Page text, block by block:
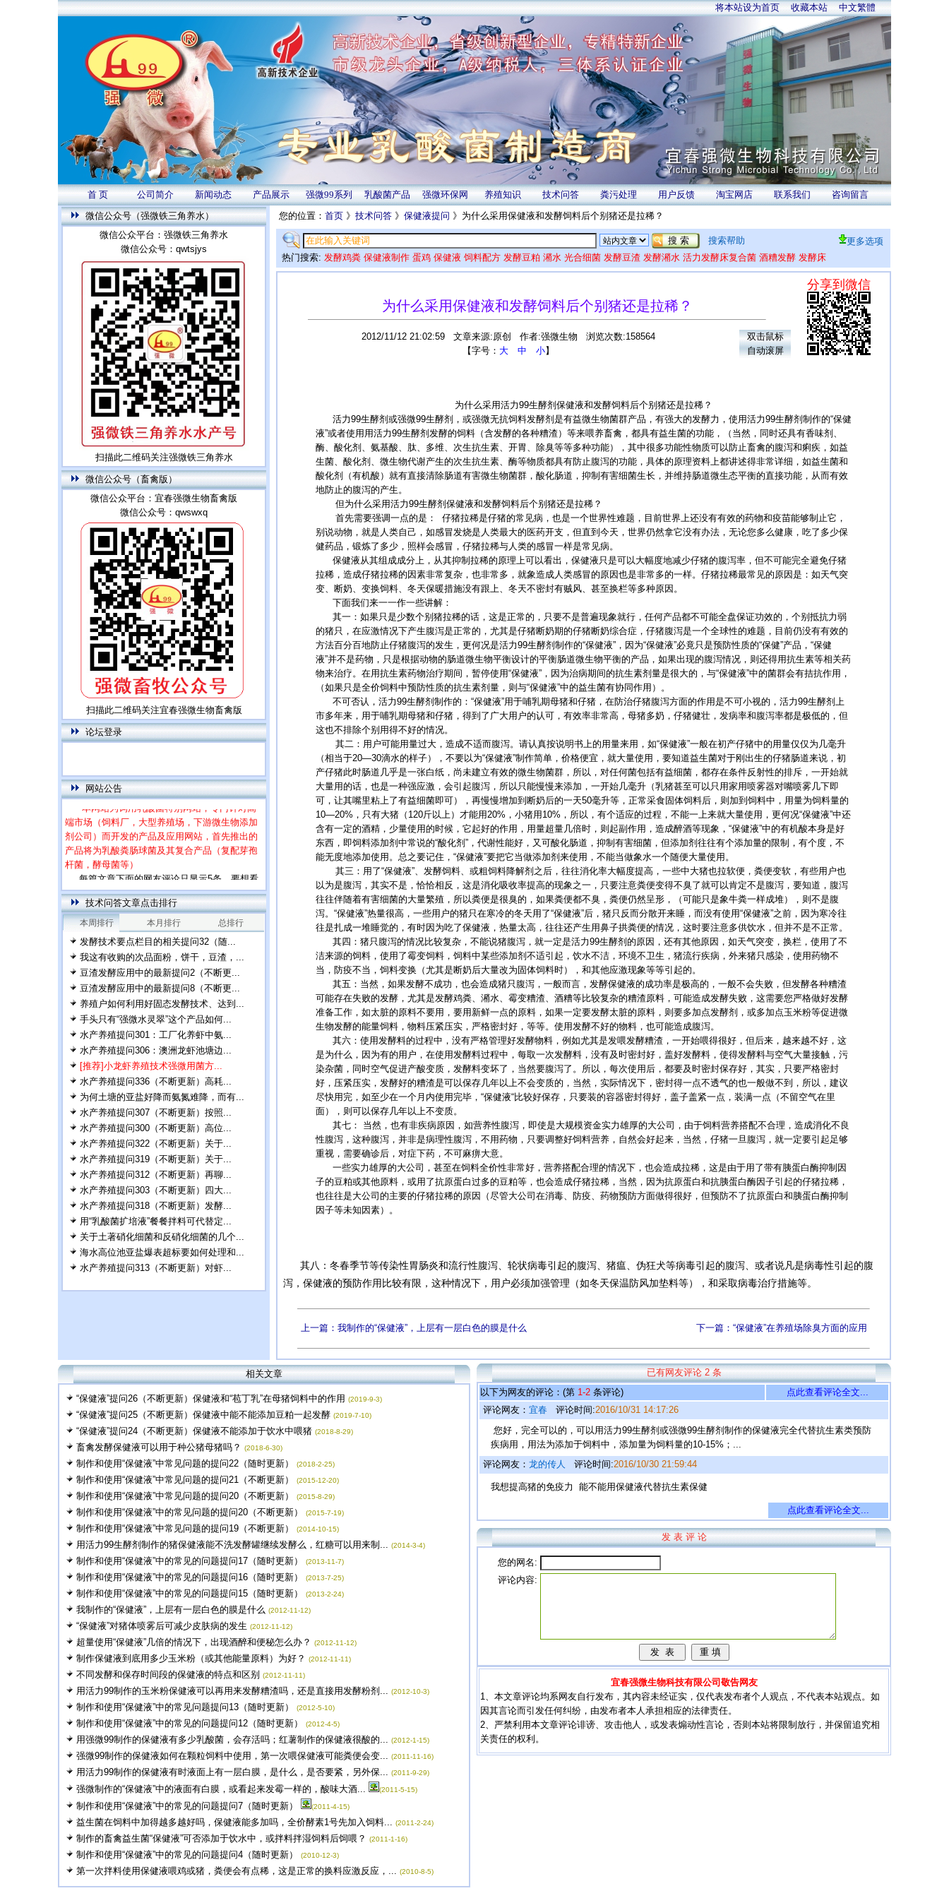
将本站设为首页 收藏本站 中文繁體
首 页 公司简介 新闻动态 产品展示 强微99系列 乳酸菌产品 强微环保网 养殖知识 技术问答 粪污处理 用户反馈 淘宝网店 联系我们
咨询留言
微信公众号（强微铁三角养水）
微信公众平台：强微铁三角养水
微信公众号：qwtsjys
扫描此二维码关注强微铁三角养水
微信公众号（畜禽版）
微信公众平台：宜春强微生物畜禽版
微信公众号：qwswxq
扫描此二维码关注宜春强微生物畜禽版
论坛登录
网站公告
本网站为饲用乳酸菌特别网站，专门针对高
端市场（饲料厂，大型养殖场，下游微生物添加
剂公司）而开发的产品及应用网站，首先推出的
产品将为乳酸粪肠球菌及其复合产品（复配芽孢
杆菌，酵母菌等）
每篇文章下面的网友评论只显示5条，要想看
技术问答文章点击排行
本周排行 本月排行 总排行
发酵技术要点栏目的相关提问32（随...
我这有收购的次品面粉，饼干，豆渣，...
豆渣发酵应用中的最新提问2（不断更...
豆渣发酵应用中的最新提问8（不断更...
养殖户如何利用好固态发酵技术、达到...
手头只有“强微水灵翠”这个产品如何...
水产养殖提问301：工厂化养虾中氨...
水产养殖提问306：澳洲龙虾池塘边...
[推荐]小龙虾养殖技术强微用菌方...
水产养殖提问336（不断更新）高耗...
为何土塘的亚盐好降而氨氮难降，而有...
水产养殖提问307（不断更新）按照...
水产养殖提问300（不断更新）高位...
水产养殖提问322（不断更新）关于...
水产养殖提问319（不断更新）关于...
水产养殖提问312（不断更新）再聊...
水产养殖提问303（不断更新）四大...
水产养殖提问318（不断更新）发酵...
用“乳酸菌扩培液”餐餐拌料可代替定...
关于土著硝化细菌和反硝化细菌的几个...
海水高位池亚盐爆表超标要如何处理和...
水产养殖提问313（不断更新）对虾...
您的位置： 首页 》 技术问答 》 保健液提问 》为什么采用保健液和发酵饲料后个别猪还是拉稀？
搜索帮助
更多选项
热门搜索: 发酵鸡粪 保健液制作 蛋鸡 保健液 饲料配方 发酵豆粕 潲水 光合细菌 发酵豆渣 发酵潲水 活力发酵床复合菌 酒糟发酵 发酵床
为什么采用保健液和发酵饲料后个别猪还是拉稀？
2012/11/12 21:02:59 文章来源:原创 作者:强微生物 浏览次数:158564
【字号： 大 中 小】
双击鼠标
自动滚屏
为什么采用活力99生酵剂保健液和发酵饲料后个别猪还是拉稀？
活力99生酵剂或强微99生酵剂，或强微无抗饲料发酵剂是有益微生物菌群产品，有强大的发酵力，使用活力99生酵剂制作的“保健
液”或者使用用活力99生酵剂发酵的饲料（含发酵的各种糟渣）等来喂养畜禽，都具有益生菌的功能，（当然，同时还具有香味剂、
酶、酸化剂、氨基酸、肽、多维、次生抗生素、开胃、除臭等等多种功能），其中很多功能性物质可以防止畜禽的腹泻和痢疾，如益
生菌、酸化剂、微生物代谢产生的次生抗生素、酶等物质都具有防止腹泻的功能，具体的原理资料上都讲述得非常详细，如益生菌和
酸化剂（有机酸）就有直接清除肠道有害微生物菌群，酸化肠道，抑制有害细菌生长，并维持肠道微生态平衡的直接功能，从而有效
地防止的腹泻的产生。
但为什么采用活力99生酵剂保健液和发酵饲料后个别猪还是拉稀？
首先需要强调一点的是： 仔猪拉稀是仔猪的常见病，也是一个世界性难题，目前世界上还没有有效的药物和疫苗能够制止它，
别说动物，就是人类自己，如感冒发烧是人类最大的医药开支，但直到今天，世界仍然拿它没有办法，无论您多么健康，吃了多少保
健药品，锻炼了多少，照样会感冒，仔猪拉稀与人类的感冒一样是常见病。
保健液从其组成成分上，从其抑制拉稀的原理上可以看出，保健液只是可以大幅度地减少仔猪的腹泻率，但不可能完全避免仔猪
拉稀，造成仔猪拉稀的因素非常复杂，也非常多，就象造成人类感冒的原因也是非常多的一样。仔猪拉稀最常见的原因是：如天气突
变、断奶、变换饲料、冬天保暖措施没有跟上、冬天不密封有贼风、甚至换栏等多种原因。
下面我们来一一作一些讲解：
其一：如果只是少数个别猪拉稀的话，这是正常的，只要不是普遍现象就行，任何产品都不可能全盘保证功效的，个别抵抗力弱
的猪只，在应激情况下产生腹泻是正常的，尤其是仔猪断奶期的仔猪断奶综合症，仔猪腹泻是一个全球性的难题，目前仍没有有效的
方法百分百地防止仔猪腹泻的发生，更何况是活力99生酵剂制作的“保健液”，因为“保健液”必竟只是预防性质的“保健”产品，“保健
液”并不是药物，只是根据动物的肠道微生物平衡设计的平衡肠道微生物平衡的产品，如果出现的腹泻情况，则还得用抗生素等相关药
物来治疗。在用抗生素药物治疗期间，暂停使用“保健液”，因为治病期间的抗生素剂量是很大的，与“保健液”中的菌群会有拮抗作用，
（如果只是全价饲料中预防性质的抗生素剂量，则与“保健液”中的益生菌有协同作用）。
不可否认，活力99生酵剂制作的：“保健液”用于哺乳期母猪和仔猪，在防治仔猪腹泻方面的作用是不可小视的，活力99生酵剂上
市多年来，用于哺乳期母猪和仔猪，得到了广大用户的认可，有效率非常高，母猪多奶，仔猪健壮，发病率和腹泻率都是极低的，但
这也不排除个别用得不好的情况。
其二：用户可能用量过大，造成不适而腹泻。请认真按说明书上的用量来用，如“保健液”一般在初产仔猪中的用量仅仅为几毫升
（相当于20—30滴水的样子），不要以为“保健液”制作简单，价格便宜，就大量使用，要知道益生菌对于刚出生的仔猪肠道来说，初
产仔猪此时肠道几乎是一张白纸，尚未建立有效的微生物菌群，所以，对任何菌包括有益细菌，都存在条件反射性的排斥，一开始就
大量用的话，也是一种强应激，会引起腹泻，所以只能慢慢来添加，一开始几毫升（乳猪甚至可以只用家用喷雾器对嘴喷雾几下即
可，让其嘴里粘上了有益细菌即可），再慢慢增加到断奶后的一天50毫升等，正常采食固体饲料后，则加到饲料中，用量为饲料量的
10—20%，只有大猪（120斤以上）才能用20%，小猪用10%，所以，有个适应的过程，不能一上来就大量使用，更何况“保健液”中还
含有一定的酒精，少量使用的时候，它起好的作用，用量超量几倍时，则起副作用，造成醉酒等现象，“保健液”中的有机酸本身是好
东西，即饲料添加剂中常说的“酸化剂”，代谢性能好，又可酸化肠道，抑制有害细菌，但添加剂往往有个添加量的限制，有个度，不
能无度地添加使用。总之要记住，“保健液”要把它当做添加剂来使用，不能当做象水一个随便大量使用。
其三：用了“保健液”、发酵饲料、或粗饲料降解剂之后，往往消化率大幅度提高，一些中大猪也拉软便，粪便变软，有些用户也
以为是腹泻，其实不是，恰恰相反，这是消化吸收率提高的现象之一，只要注意粪便变得不臭了就可以肯定不是腹泻，要知道，腹泻
往往伴随着有害细菌的大量繁殖，所以粪便是很臭的，如果粪便都不臭，粪便仍然呈形，（可能只是象牛粪一样成堆），则不是腹
泻。“保健液”热量很高，一些用户的猪只在寒冷的冬天用了“保健液”后，猪只反而分散开来睡，而没有使用“保健液”之前，因为寒冷往
往是扎成一堆睡觉的，有时因为吃了保健液，热量太高，往往还产生用鼻子拱粪便的情况，这时要注意多供饮水，但并不是不正常。
其四：猪只腹泻的情况比较复杂，不能说猪腹泻，就一定是活力99生酵剂的原因，还有其他原因，如天气突变，换栏，使用了不
洁来源的饲料，使用了霉变饲料，饲料中某些添加剂不适引起，饮水不洁，环境不卫生，猪流行疾病，外来猪只感染，使用药物不
当，防疫不当，饲料变换（尤其是断奶后大量改为固体饲料时），和其他应激现象等等引起的。
其五：当然，如果发酵不成功，也会造成猪只腹泻，一般而言，发酵保健液的成功率是极高的，一般不会失败，但发酵各种糟渣
可能存在失败的发酵，尤其是发酵鸡粪、潲水、霉变糟渣、酒糟等比较复杂的糟渣原料，可能造成发酵失败，这需要您严格做好发酵
准备工作，如太脏的原料不要用，要用新鲜一点的原料，如果一定要发酵太脏的原料，则要多加点发酵剂，或多加点玉米粉等促进微
生物发酵的能量饲料，物料压紧压实，严格密封好，等等。使用发酵不好的物料，也可能造成腹泻。
其六：使用发酵料的过程中，没有严格管理好发酵物料，例如尤其是发喂发酵糟渣，一开始喂得很好，但后来，越来越不好，这
是为什么，因为有的用户，在使用发酵料过程中，每取一次发酵料，没有及时密封好，盖好发酵料，使得发酵料与空气大量接触，污
染杂菌，同时空气促进产酸变质，发酵料变坏了，当然要腹泻了。所以，每次使用后，都要及时密封保存好，其实，只要严格密封
好，压紧压实，发酵好的糟渣是可以保存几年以上不会变质的，当然，实际情况下，密封得一点不透气的也一般做不到，所以，建议
尽快用完，如至少在一个月内使用完毕，“保健液“比较好保存，只要装的容器密封得好，盖子盖紧一点，装满一点（不留空气在里
面），则可以保存几年以上不变质。
其七： 当然，也有非疾病原因，如营养性腹泻，即使是大规模资金实力雄厚的大公司，由于饲料营养搭配不合理，造成消化不良
性腹泻，这种腹泻，并非是病理性腹泻，不用药物，只要调整好饲料营养，自然会好起来，当然，仔猪一旦腹泻，就一定要引起足够
重视，需要确诊后，对症下药，不可麻痹大意。
一些实力雄厚的大公司，甚至在饲料全价性非常好，营养搭配合理的情况下，也会造成拉稀，这是由于用了带有胰蛋白酶抑制因
子的豆粕或其他原料，或用了抗原蛋白过多的豆粕等，也会造成仔猪拉稀，当然，因为抗原蛋白和抗胰蛋白酶因子引起的仔猪拉稀，
也往往是大公司的主要的仔猪拉稀的原因（尽管大公司在消毒、防疫、药物预防方面做得很好，但预防不了抗原蛋白和胰蛋白酶抑制
因子等未知因素）。
其八：冬春季节等传染性胃肠炎和流行性腹泻、轮状病毒引起的腹泻、猪瘟、伪狂犬等病毒引起的腹泻、或者说凡是病毒性引起的腹
泻，保健液的预防作用比较有限，这种情况下，用户必须加强管理（如冬天保温防风加垫料等），和采取病毒治疗措施等。
上一篇：我制作的“保健液”，上层有一层白色的膜是什么 下一篇：“保健液”在养殖场除臭方面的应用
相关文章
“保健液”提问26（不断更新）保健液和“苞丁乳”在母猪饲料中的作用 (2019-9-3)
“保健液”提问25（不断更新）保健液中能不能添加豆粕一起发酵 (2019-7-10)
“保健液”提问24（不断更新）保健液不能添加于饮水中喂猪 (2018-8-29)
畜禽发酵保健液可以用于种公猪母猪吗？ (2018-6-30)
制作和使用“保健液”中常见问题的提问22（随时更新） (2018-2-25)
制作和使用“保健液”中常见问题的提问21（不断更新） (2015-12-20)
制作和使用“保健液”中常见问题的提问20（不断更新） (2015-8-29)
制作和使用“保健液”中的常见问题的提问20（不断更新） (2015-7-19)
制作和使用“保健液”中常见问题的提问19（不断更新） (2014-10-15)
用活力99生酵剂制作的猪保健液能不洗发酵罐继续发酵么，红糖可以用来制... (2014-3-4)
制作和使用“保健液”中的常见的问题提问17（随时更新） (2013-11-7)
制作和使用“保健液”中的常见的问题提问16（随时更新） (2013-7-25)
制作和使用“保健液”中的常见的问题提问15（随时更新） (2013-2-24)
我制作的“保健液”，上层有一层白色的膜是什么 (2012-11-12)
“保健液”对猪体喷雾后可减少皮肤病的发生 (2012-11-12)
超量使用“保健液”几倍的情况下，出现酒醉和便秘怎么办？ (2012-11-12)
制作保健液到底用多少玉米粉（或其他能量原料）为好？ (2012-11-11)
不同发酵和保存时间段的保健液的特点和区别 (2012-11-11)
用活力99制作的玉米粉保健液可以再用来发酵糟渣吗，还是直接用发酵粉剂... (2012-10-3)
制作和使用“保健液”中的常见问题提问13（随时更新） (2012-5-10)
制作和使用“保健液”中的常见的问题提问12（随时更新） (2012-4-5)
用强微99制作的保健液有多少乳酸菌，会存活吗；红薯制作的保健液很酸的... (2012-1-15)
强微99制作的保健液如何在颗粒饲料中使用，第一次喂保健液可能粪便会变... (2011-11-16)
用活力99制作的保健液有时液面上有一层白膜，是什么，是否要紧，另外保... (2011-9-29)
强微制作的“保健液”中的液面有白膜，或看起来发霉一样的，酸味大酒... (2011-5-15)
制作和使用“保健液”中的常见的问题提问7（随时更新） (2011-4-15)
益生菌在饲料中加得越多越好吗，保健液能多加吗，全价酵素1号先加入饲料... (2011-2-24)
制作的畜禽益生菌“保健液”可否添加于饮水中，或拌料拌湿饲料后饲喂？ (2011-1-16)
制作和使用“保健液”中的常见的问题提问4（随时更新） (2010-12-3)
第一次拌料使用保健液喂鸡或猪，粪便会有点稀，这是正常的换料应激反应，... (2010-8-5)
已有网友评论 2 条
以下为网友的评论：(第 1-2 条评论)
点此查看评论全文...
评论网友： 宜春 评论时间:2016/10/31 14:17:26
您好，完全可以的，可以用活力99生酵剂或强微99生酵剂制作的保健液完全代替抗生素类预防
疾病用，用法为添加于饲料中，添加量为饲料量的10-15%；...
评论网友： 龙的传人 评论时间:2016/10/30 21:59:44
我想提高猪的免疫力 能不能用保健液代替抗生素保健
点此查看评论全文...
发 表 评 论
您的网名:
评论内容:
宜春强微生物科技有限公司敬告网友
1、本文章评论均系网友自行发布，其内容未经证实，仅代表发布者个人观点，不代表本站观点。如
因其言论而引发任何纠纷，由发布者本人承担相应的法律责任。
2、严禁利用本文章评论诽谤、攻击他人，或发表煽动性言论，否则本站将限制放行，并保留追究相
关责任的权利。